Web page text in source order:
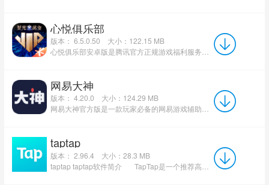
心悦俱乐部
版本： 6.5.0.50
大小：122.15 MB
网易大神
版本： 4.20.0
大小：124.29 MB
网易大神官方版是一款玩家必备的网易游戏辅助软件。网易大神最新版软件每天都会提供丰富的最新游戏经验以...
taptap
版本： 2.96.4
大小：28.3 MB